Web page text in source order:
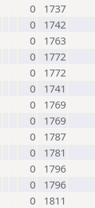
0
1737
0
1742
0
1763
0
1772
0
1772
0
1741
0
1769
0
1769
0
1787
0
1781
0
1796
0
1796
0
1811